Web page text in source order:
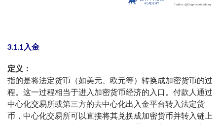
3.1.1入金
定义：
指的是将法定货币（如美元、欧元等）转换成加密货币的过
程。这一过程相当于进入加密货币经济的入口。付款人通过
中心化交易所或第三方的去中心化出入金平台转入法定货
币，中心化交易所可以直接将其兑换成加密货币并转入链上